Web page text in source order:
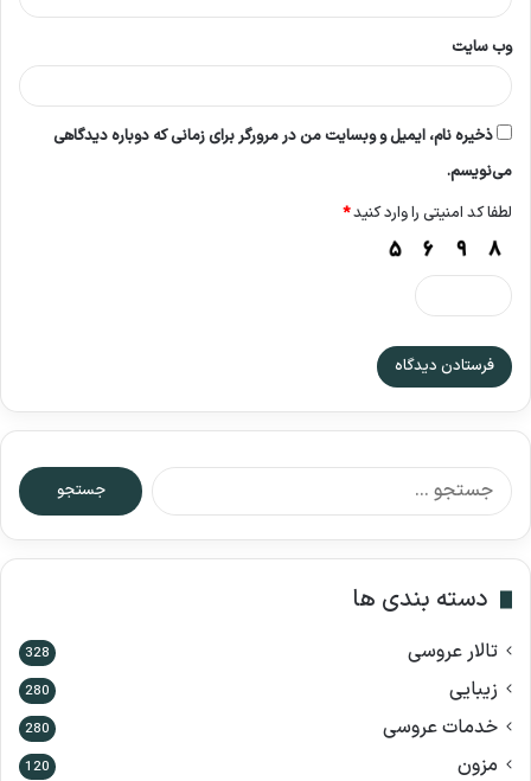
وب‌ سایت
ذخیره نام، ایمیل و وبسایت من در مرورگر برای زمانی که دوباره دیدگاهی
می‌نویسم.
لطفا کد امنیتی را وارد کنید*
ج
س
دسته بندی ها
تالار عروسی 328
زیبایی 280
خدمات عروسی 280
مزون 120